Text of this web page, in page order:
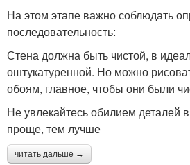
На этом этапе важно соблюдать
последовательность:
Стена должна быть чистой, в
оштукатуренной. Но можно
обоям, главное, чтобы они были
Не увлекайтесь обилием деталей
проще, тем лучше
читать дальше →